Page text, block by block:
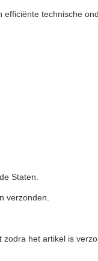
technische
Staten.
verzonden.
het artikel is